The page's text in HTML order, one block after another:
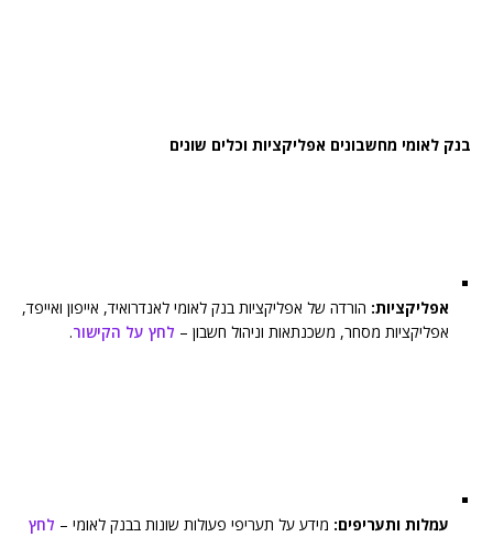
בנק לאומי מחשבונים אפליקציות וכלים שונים
אפליקציות: הורדה של אפליקציות בנק לאומי לאנדרואיד, אייפון ואייפד,
אפליקציות מסחר, משכנתאות וניהול חשבון – לחץ על הקישור.
עמלות ותעריפים: מידע על תעריפי פעולות שונות בבנק לאומי – לחץ